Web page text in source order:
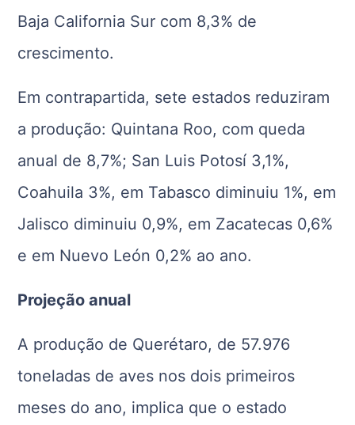
Baja California Sur com 8,3% de
crescimento.
Em contrapartida, sete estados reduziram
a produção: Quintana Roo, com queda
anual de 8,7%; San Luis Potosí 3,1%,
Coahuila 3%, em Tabasco diminuiu 1%, em
Jalisco diminuiu 0,9%, em Zacatecas 0,6%
e em Nuevo León 0,2% ao ano.
Projeção anual
A produção de Querétaro, de 57.976
toneladas de aves nos dois primeiros
meses do ano, implica que o estado